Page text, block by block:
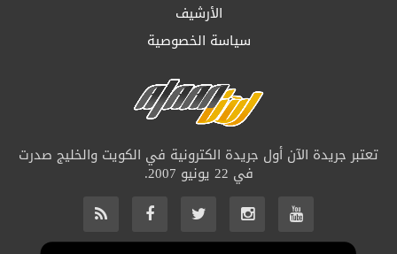
الأرشيف
سياسة الخصوصية
تعتبر جريدة الآن أول جريدة الكترونية في الكويت والخليج صدرت
في 22 يونيو 2007.